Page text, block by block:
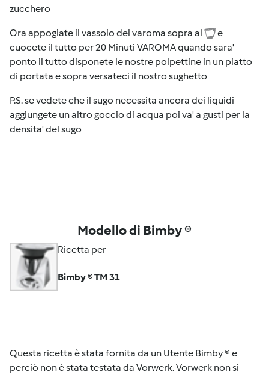
zucchero
Ora appogiate il vassoio del varoma sopra al
e
cuocete il tutto per 20 Minuti VAROMA quando sara'
ponto il tutto disponete le nostre polpettine in un piatto
di portata e sopra versateci il nostro sughetto
P.S. se vedete che il sugo necessita ancora dei liquidi
aggiungete un altro goccio di acqua poi va' a gusti per la
densita' del sugo
Modello di Bimby ®
Ricetta per
Bimby ® TM 31
Questa ricetta è stata fornita da un Utente Bimby ® e
perciò non è stata testata da Vorwerk. Vorwerk non si